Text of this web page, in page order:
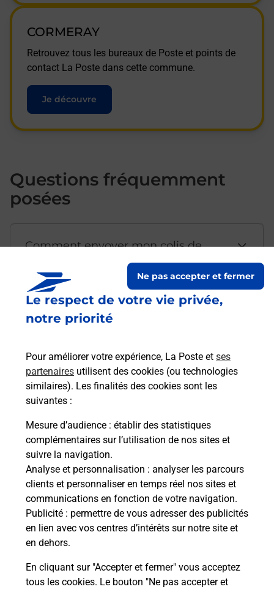
Le respect de votre vie privée,
notre priorité
Pour améliorer votre expérience, La Poste et ses
partenaires utilisent des cookies (ou technologies
similaires). Les finalités des cookies sont les
suivantes :
Mesure d’audience : établir des statistiques
complémentaires sur l’utilisation de nos sites et
suivre la navigation.
Analyse et personnalisation : analyser les parcours
clients et personnaliser en temps réel nos sites et
communications en fonction de votre navigation.
Publicité : permettre de vous adresser des publicités
en lien avec vos centres d’intérêts sur notre site et
en dehors.
En cliquant sur "Accepter et fermer" vous acceptez
tous les cookies. Le bouton "Ne pas accepter et
Ne pas accepter et fermer
CORMERAY
Retrouvez tous les bureaux de Poste et points de
contact La Poste dans cette commune.
Je découvre
Questions fréquemment
posées
Comment envoyer mon colis de
Est-il possible d’acheter un
emballage directement depuis un
Comment demander une
modification de livraison ?
Comment La Poste participe-t-elle
à votre sécurité au quotidien ?
Puis-je passer mon code de la route
avec La Poste et sous quelles
conditions ?